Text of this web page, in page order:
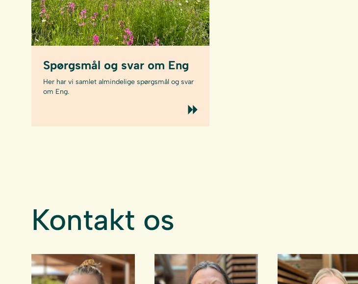
Spørgsmål og svar om Eng
Her har vi samlet almindelige spørgsmål og svar
om Eng.
Kontakt os